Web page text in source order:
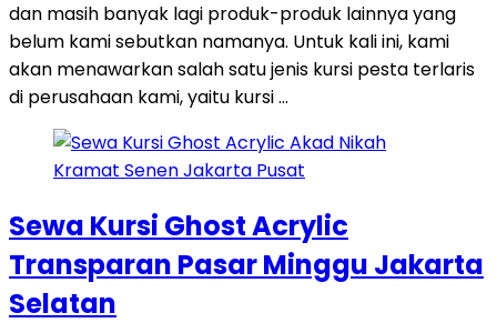
dan masih banyak lagi produk-produk lainnya yang
belum kami sebutkan namanya. Untuk kali ini, kami
akan menawarkan salah satu jenis kursi pesta terlaris
di perusahaan kami, yaitu kursi …
Sewa Kursi Ghost Acrylic
Transparan Pasar Minggu Jakarta
Selatan